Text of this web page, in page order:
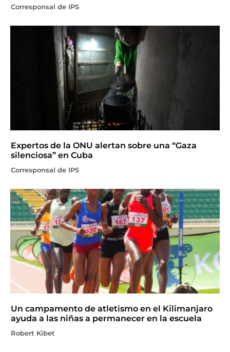
Corresponsal de IPS
Expertos de la ONU alertan sobre una “Gaza
silenciosa” en Cuba
Corresponsal de IPS
Un campamento de atletismo en el Kilimanjaro
ayuda a las niñas a permanecer en la escuela
Robert Kibet